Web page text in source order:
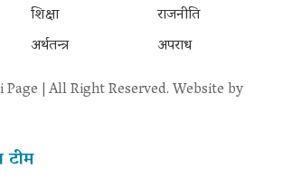
शिक्षा
अर्थतन्त्र
राजनीति
अपराध
| All Right Reserved. Website by
टीम